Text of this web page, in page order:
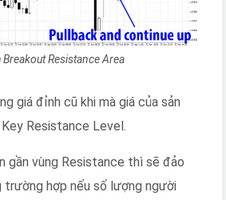
Breakout Resistance Area
giá đỉnh cũ khi mà giá của sản
Resistance Level.
gần vùng Resistance thì sẽ đảo
trường hợp nếu số lượng người